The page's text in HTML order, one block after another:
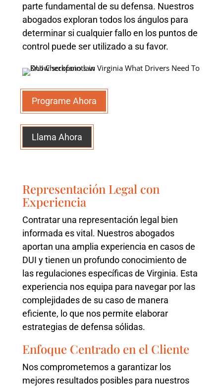
parte fundamental de su defensa. Nuestros
abogados exploran todos los ángulos para
determinar si cualquier fallo en los puntos de
control puede ser utilizado a su favor.
Programe Ahora
Llama Ahora
Representación Legal con
Experiencia
Contratar una representación legal bien
informada es vital. Nuestros abogados
aportan una amplia experiencia en casos de
DUI y tienen un profundo conocimiento de
las regulaciones específicas de Virginia. Esta
experiencia nos equipa para navegar por las
complejidades de su caso de manera
eficiente, lo que nos permite elaborar
estrategias de defensa sólidas.
Enfoque Centrado en el Cliente
Nos comprometemos a garantizar los
mejores resultados posibles para nuestros